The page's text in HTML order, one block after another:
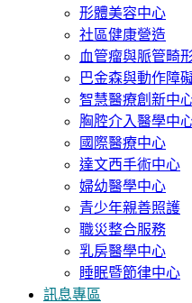
形體美容中心
社區健康營造
血管瘤與脈管畸
巴金森與動作障
智慧醫療創新中
胸腔介入醫學中
國際醫療中心
達文西手術中心
婦幼醫學中心
青少年親善照護
職災整合服務
乳房醫學中心
睡眠暨節律中心
訊息專區